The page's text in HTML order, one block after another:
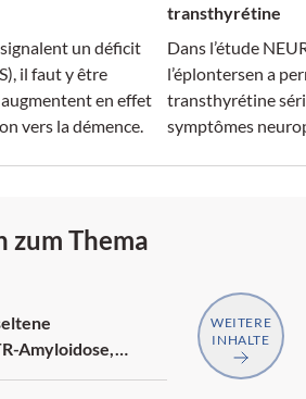
un déficit
il faut y être
en effet
vers la démence.
transthyrétine
Dans l’étude
l’éplontersen a
transthyrétine
symptômes
zum Thema
Amyloidose,
WEITERE
INHALTE